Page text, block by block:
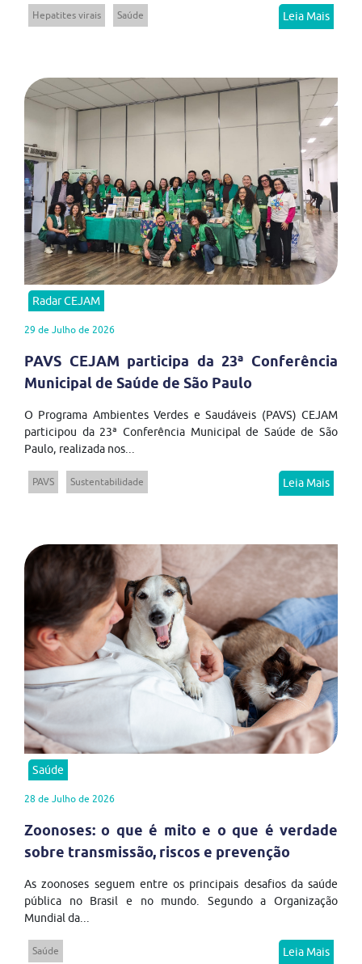
Hepatites virais Saúde Leia Mais
Radar CEJAM
29 de Julho de 2026
PAVS CEJAM participa da 23ª Conferência
Municipal de Saúde de São Paulo
O Programa Ambientes Verdes e Saudáveis (PAVS) CEJAM
participou da 23ª Conferência Municipal de Saúde de São
Paulo, realizada nos...
PAVS Sustentabilidade Leia Mais
Saúde
28 de Julho de 2026
Zoonoses: o que é mito e o que é verdade
sobre transmissão, riscos e prevenção
As zoonoses seguem entre os principais desafios da saúde
pública no Brasil e no mundo. Segundo a Organização
Mundial da...
Saúde Leia Mais